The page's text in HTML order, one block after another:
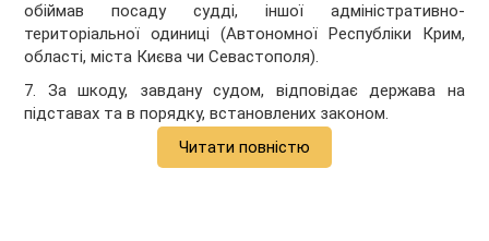
обіймав посаду судді, іншої адміністративно-
територіальної одиниці (Автономної Республіки Крим,
області, міста Києва чи Севастополя).
7. За шкоду, завдану судом, відповідає держава на
підставах та в порядку, встановлених законом.
Читати повністю